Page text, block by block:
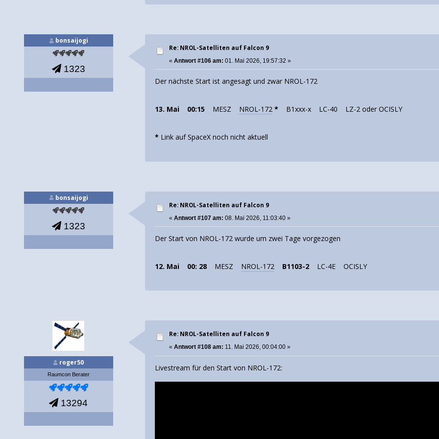
bonsaijogi
1323
Re: NROL-Satelliten auf Falcon 9
«Antwort #106 am: 01. Mai 2026, 19:57:32 »
Der nächste Start ist angesagt und zwar NROL-172
13. Mai 00:15 MESZ NROL-172 * B1xxx-x LC-40 LZ-2 oder OCISLY
* Link auf SpaceX noch nicht aktuell
bonsaijogi
1323
Re: NROL-Satelliten auf Falcon 9
«Antwort #107 am: 08. Mai 2026, 11:03:40 »
Der Start von NROL-172 wurde um zwei Tage vorgezogen
12. Mai 00: 28 MESZ NROL-172 B1103-2 LC-4E OCISLY
roger50
Raumcon Berater
13294
Re: NROL-Satelliten auf Falcon 9
«Antwort #108 am: 11. Mai 2026, 00:04:00 »
Livestream für den Start von NROL-172: